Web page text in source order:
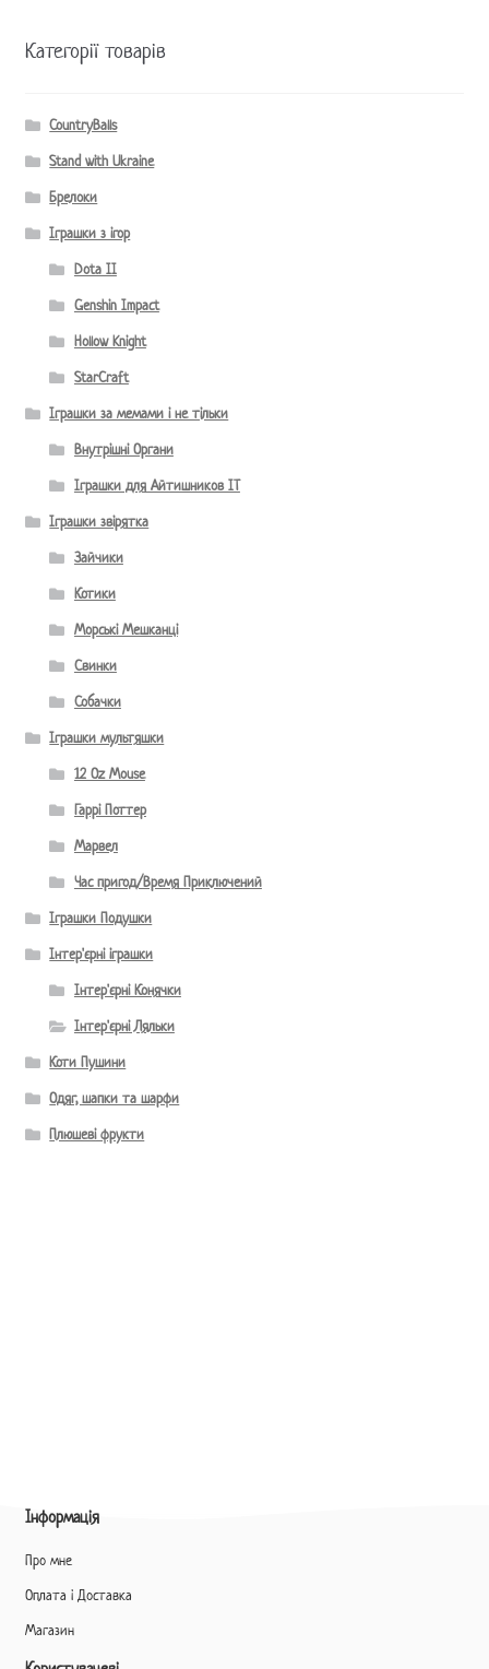
Категорії товарів
CountryBalls
Stand with Ukraine
Брелоки
Іграшки з ігор
Dota II
Genshin Impact
Hollow Knight
StarCraft
Іграшки за мемами і не тільки
Внутрішні Органи
Іграшки для Айтишников IT
Іграшки звірятка
Зайчики
Котики
Морські Мешканці
Свинки
Собачки
Іграшки мультяшки
12 Oz Mouse
Гаррі Поттер
Марвел
Час пригод/Время Приключений
Іграшки Подушки
Інтер'єрні іграшки
Інтер'єрні Конячки
Інтер'єрні Ляльки
Коти Пушини
Одяг, шапки та шарфи
Плюшеві фрукти
Інформація
Про мне
Оплата і Доставка
Магазин